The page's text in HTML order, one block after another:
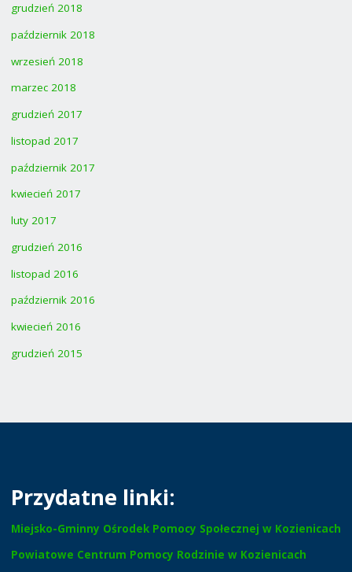
grudzień 2018
październik 2018
wrzesień 2018
marzec 2018
grudzień 2017
listopad 2017
październik 2017
kwiecień 2017
luty 2017
grudzień 2016
listopad 2016
październik 2016
kwiecień 2016
grudzień 2015
Przydatne linki:
Miejsko-Gminny Ośrodek Pomocy Społecznej w Kozienicach
Powiatowe Centrum Pomocy Rodzinie w Kozienicach